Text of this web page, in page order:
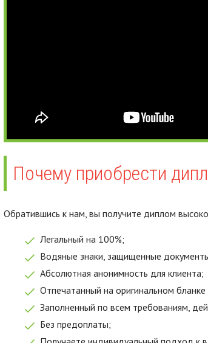
Почему приобрести
Обратившись к нам, вы получите диплом
Легальный на 100%;
Водяные знаки, защищенные
Абсолютная анонимность для клиента;
Отпечатанный на оригинальном
Заполненный по всем требованиям,
Без предоплаты;